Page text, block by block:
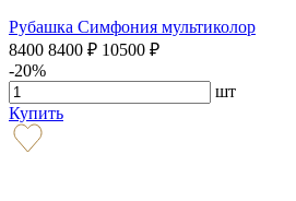
Рубашка Симфония мультиколор
8400 8400 ₽ 10500 ₽
-20%
шт
Купить